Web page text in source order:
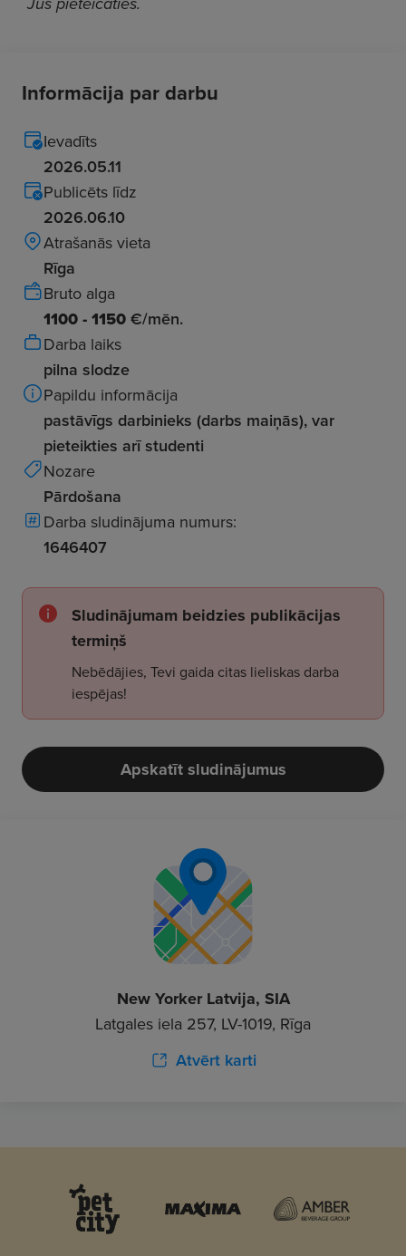
Informācija par darbu
Ievadīts
2026.05.11
Publicēts līdz
2026.06.10
Atrašanās vieta
Rīga
Bruto alga
1100 - 1150 €/mēn.
Darba laiks
pilna slodze
Papildu informācija
pastāvīgs darbinieks (darbs maiņās), var
pieteikties arī studenti
Nozare
Pārdošana
Darba sludinājuma numurs:
1646407
Sludinājumam beidzies publikācijas
termiņš
Nebēdājies, Tevi gaida citas lieliskas darba
iespējas!
Apskatīt sludinājumus
New Yorker Latvija, SIA
Latgales iela 257, LV-1019, Rīga
Atvērt karti